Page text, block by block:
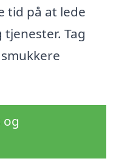
tid på at lede
Tag